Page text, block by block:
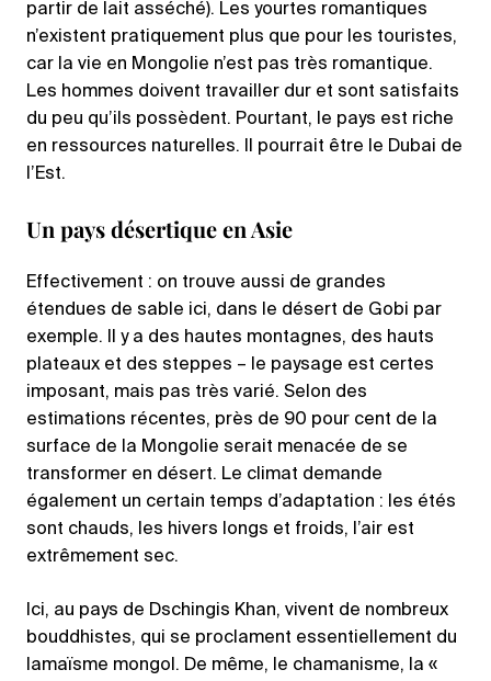
partir de lait asséché). Les yourtes romantiques
n’existent pratiquement plus que pour les touristes,
car la vie en Mongolie n’est pas très romantique.
Les hommes doivent travailler dur et sont satisfaits
du peu qu’ils possèdent. Pourtant, le pays est riche
en ressources naturelles. Il pourrait être le Dubai de
l’Est.
Un pays désertique en Asie
Effectivement : on trouve aussi de grandes
étendues de sable ici, dans le désert de Gobi par
exemple. Il y a des hautes montagnes, des hauts
plateaux et des steppes – le paysage est certes
imposant, mais pas très varié. Selon des
estimations récentes, près de 90 pour cent de la
surface de la Mongolie serait menacée de se
transformer en désert. Le climat demande
également un certain temps d’adaptation : les étés
sont chauds, les hivers longs et froids, l’air est
extrêmement sec.
Ici, au pays de Dschingis Khan, vivent de nombreux
bouddhistes, qui se proclament essentiellement du
lamaïsme mongol. De même, le chamanisme, la «